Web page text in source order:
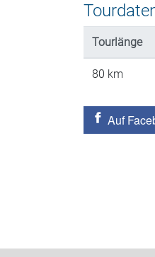
Tourlänge
80 km
Auf